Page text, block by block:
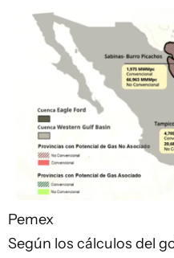
Pemex
Según los cálculos del